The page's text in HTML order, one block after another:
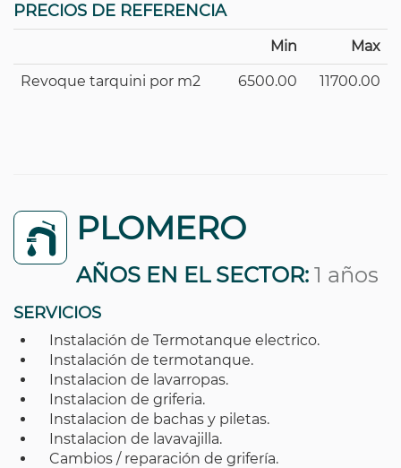
PRECIOS DE REFERENCIA
Min Max
Revoque tarquini por m2 6500.00 11700.00
PLOMERO
AÑOS EN EL SECTOR: 1 años
SERVICIOS
Instalación de Termotanque electrico.
Instalación de termotanque.
Instalacion de lavarropas.
Instalacion de griferia.
Instalacion de bachas y piletas.
Instalacion de lavavajilla.
Cambios / reparación de grifería.